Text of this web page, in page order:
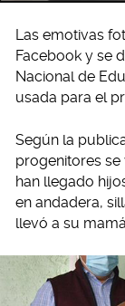
Las emotivas
Facebook y se
Nacional de
usada para el
Según la
progenitores
han llegado
en andadera,
llevó a su